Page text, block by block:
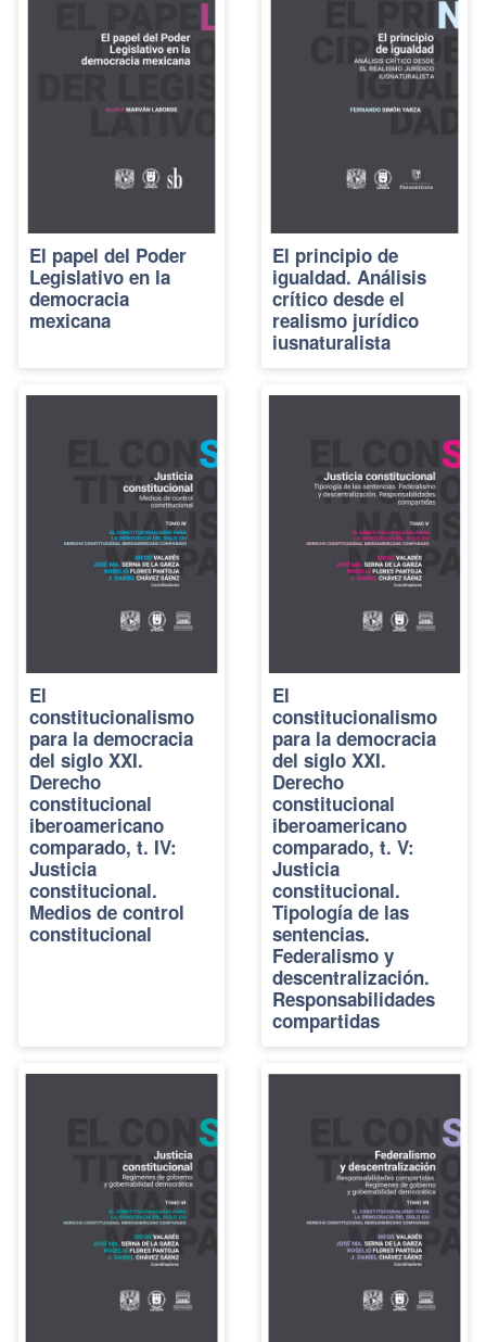
El papel del Poder
Legislativo en la
democracia
mexicana
El principio de
igualdad. Análisis
crítico desde el
realismo jurídico
iusnaturalista
El
constitucionalismo
para la democracia
del siglo XXI.
Derecho
constitucional
iberoamericano
comparado, t. IV:
Justicia
constitucional.
Medios de control
constitucional
El
constitucionalismo
para la democracia
del siglo XXI.
Derecho
constitucional
iberoamericano
comparado, t. V:
Justicia
constitucional.
Tipología de las
sentencias.
Federalismo y
descentralización.
Responsabilidades
compartidas